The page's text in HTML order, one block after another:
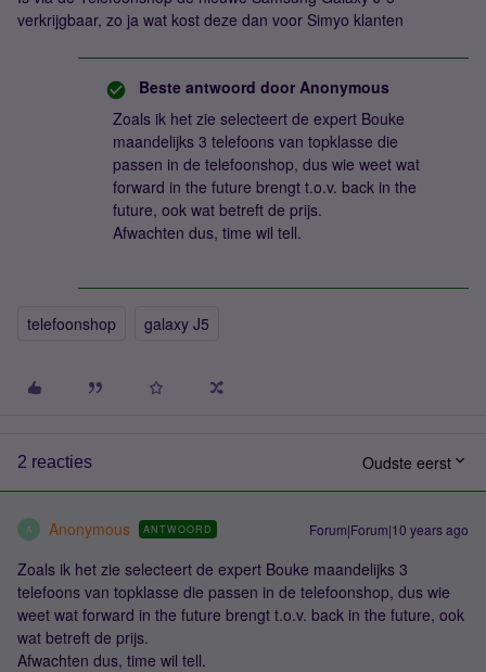
verkrijgbaar, zo ja wat kost deze dan voor Simyo klanten
Beste antwoord door Anonymous
Zoals ik het zie selecteert de expert Bouke
maandelijks 3 telefoons van topklasse die
passen in de telefoonshop, dus wie weet wat
forward in the future brengt t.o.v. back in the
future, ook wat betreft de prijs.
Afwachten dus, time wil tell.
telefoonshop galaxy J5
2 reacties Oudste eerst
A Anonymous ANTWOORD Forum|Forum|10 years ago
Zoals ik het zie selecteert de expert Bouke maandelijks 3
telefoons van topklasse die passen in de telefoonshop, dus wie
weet wat forward in the future brengt t.o.v. back in the future, ook
wat betreft de prijs.
Afwachten dus, time wil tell.